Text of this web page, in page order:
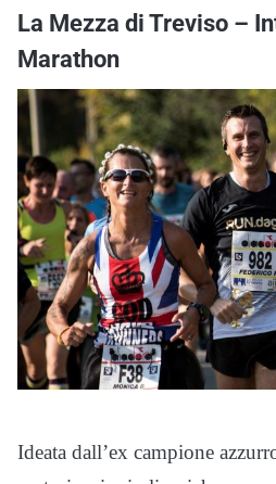
La Mezza di Treviso –
Marathon
Ideata dall’ex campione